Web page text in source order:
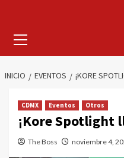
primario
INICIO EVENTOS ¡KORE
CDMX Eventos Otros
¡Kore Spotlight
The Boss noviembre 4,